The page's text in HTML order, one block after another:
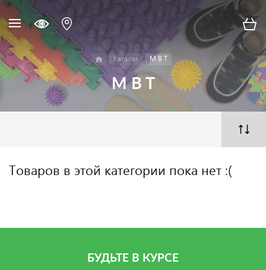
Каталог M B T
M B T
Товаров в этой категории пока нет :(
БУДЬТЕ В КУРСЕ